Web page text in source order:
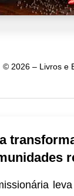
© 2026 – Livros e